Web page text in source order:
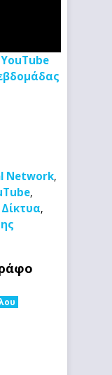
Network,
,
,